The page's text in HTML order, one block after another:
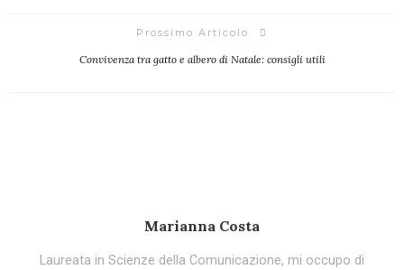
Prossimo Articolo
Convivenza tra gatto e albero di Natale: consigli utili
Marianna Costa
Laureata in Scienze della Comunicazione, mi occupo di